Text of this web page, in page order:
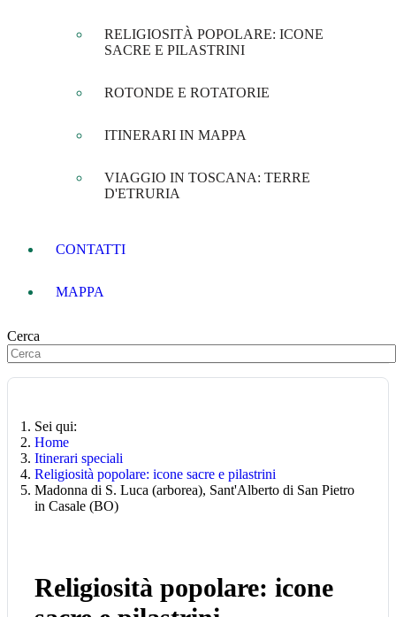
RELIGIOSITÀ POPOLARE: ICONE
SACRE E PILASTRINI
ROTONDE E ROTATORIE
ITINERARI IN MAPPA
VIAGGIO IN TOSCANA: TERRE
D'ETRURIA
CONTATTI
MAPPA
Cerca
Sei qui:
Home
Itinerari speciali
Religiosità popolare: icone sacre e pilastrini
Madonna di S. Luca (arborea), Sant'Alberto di San Pietro
in Casale (BO)
Religiosità popolare: icone